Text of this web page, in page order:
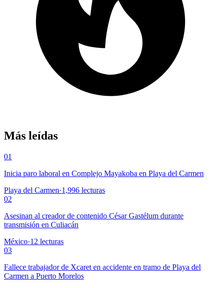
Más leídas
01
Inicia paro laboral en Complejo Mayakoba en Playa del Carmen
Playa del Carmen·1,996 lecturas
02
Asesinan al creador de contenido César Gastélum durante
transmisión en Culiacán
México·12 lecturas
03
Fallece trabajador de Xcaret en accidente en tramo de Playa del
Carmen a Puerto Morelos